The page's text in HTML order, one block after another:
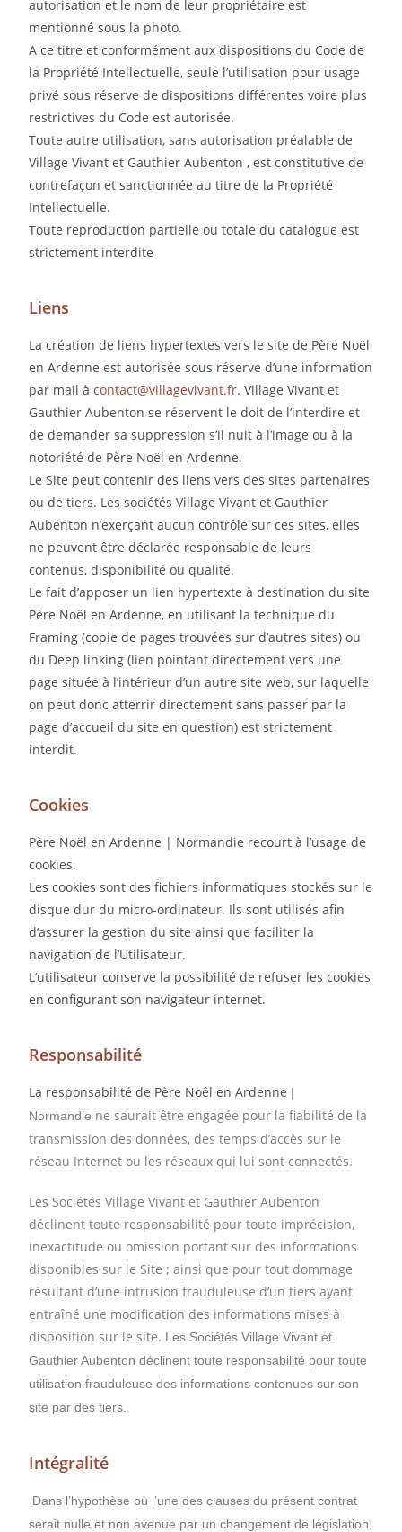
autorisation et le nom de leur propriétaire est
mentionné sous la photo.
A ce titre et conformément aux dispositions du Code de
la Propriété Intellectuelle, seule l’utilisation pour usage
privé sous réserve de dispositions différentes voire plus
restrictives du Code est autorisée.
Toute autre utilisation, sans autorisation préalable de
Village Vivant et Gauthier Aubenton , est constitutive de
contrefaçon et sanctionnée au titre de la Propriété
Intellectuelle.
Toute reproduction partielle ou totale du catalogue est
strictement interdite
Liens
La création de liens hypertextes vers le site de Père Noël
en Ardenne est autorisée sous réserve d’une information
par mail àcontact@villagevivant.fr. Village Vivant et
Gauthier Aubenton se réservent le doit de l’interdire et
de demander sa suppression s’il nuit à l’image ou à la
notoriété de Père Noël en Ardenne.
Le Site peut contenir des liens vers des sites partenaires
ou de tiers. Les sociétés Village Vivant et Gauthier
Aubenton n’exerçant aucun contrôle sur ces sites, elles
ne peuvent être déclarée responsable de leurs
contenus, disponibilité ou qualité.
Le fait d’apposer un lien hypertexte à destination du site
Père Noël en Ardenne, en utilisant la technique du
Framing (copie de pages trouvées sur d’autres sites) ou
du Deep linking (lien pointant directement vers une
page située à l’intérieur d’un autre site web, sur laquelle
on peut donc atterrir directement sans passer par la
page d’accueil du site en question) est strictement
interdit.
Cookies
Père Noël en Ardenne | Normandie recourt à l’usage de
cookies.
Les cookies sont des fichiers informatiques stockés sur le
disque dur du micro-ordinateur. Ils sont utilisés afin
d’assurer la gestion du site ainsi que faciliter la
navigation de l’Utilisateur.
L’utilisateur conserve la possibilité de refuser les cookies
en configurant son navigateur internet.
Responsabilité
La responsabilité de Père Noêl en Ardenne |
Normandie ne saurait être engagée pour la fiabilité de la
transmission des données, des temps d’accès sur le
réseau Internet ou les réseaux qui lui sont connectés.
Les Sociétés Village Vivant et Gauthier Aubenton
déclinent toute responsabilité pour toute imprécision,
inexactitude ou omission portant sur des informations
disponibles sur le Site ; ainsi que pour tout dommage
résultant d’une intrusion frauduleuse d’un tiers ayant
entraîné une modification des informations mises à
disposition sur le site. Les Sociétés Village Vivant et
Gauthier Aubenton déclinent toute responsabilité pour toute
utilisation frauduleuse des informations contenues sur son
site par des tiers.
Intégralité
Dans l’hypothèse où l’une des clauses du présent contrat
serait nulle et non avenue par un changement de législation,